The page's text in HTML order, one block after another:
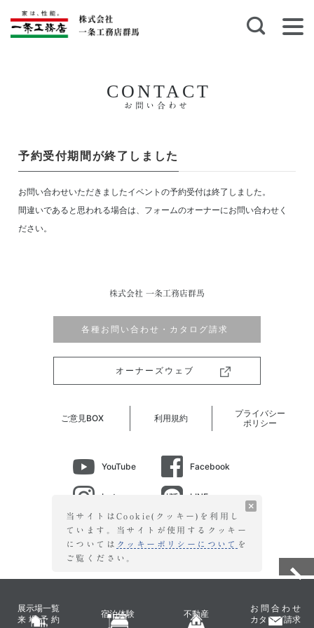
CONTACT
お問い合わせ
予約受付期間が終了しました
お問い合わせいただきましたイベントの予約受付は終了しました。
間違いであると思われる場合は、フォームのオーナーにお問い合わせく
ださい。
株式会社 一条工務店群馬
各種お問い合わせ・カタログ請求
オーナーズウェブ
ご意見BOX 利用規約
プライバシー
ポリシー
YouTube Facebook
Instagram LINE
展示場一覧
来場予約
宿泊体験 不動産
お問合わせ
カタログ請求
当サイトはCookie(クッキー)を利用し
ています。当サイトが使用する クッキー
については クッキーポリシーについて を
ご覧ください。